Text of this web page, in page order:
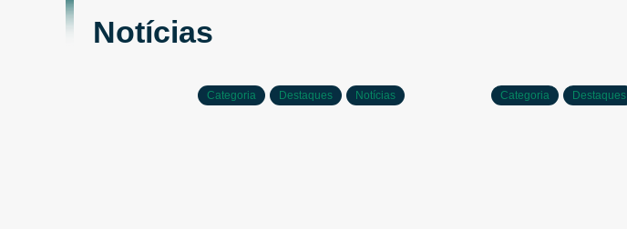
Notícias
Categoria Destaques Notícias Categoria Destaques